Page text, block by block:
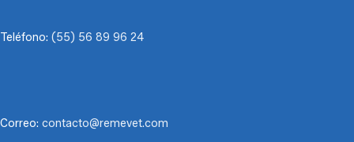
Teléfono: (55) 56 89 96 24
Correo: contacto@remevet.com